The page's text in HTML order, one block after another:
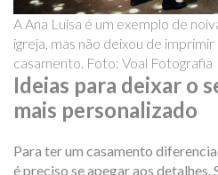
A Ana Luisa é um exemplo de
igreja, mas não deixou de
casamento. Foto: Voal Fotografia
Ideias para deixar o
mais personalizado
Para ter um casamento
é preciso se apegar aos detalhes.